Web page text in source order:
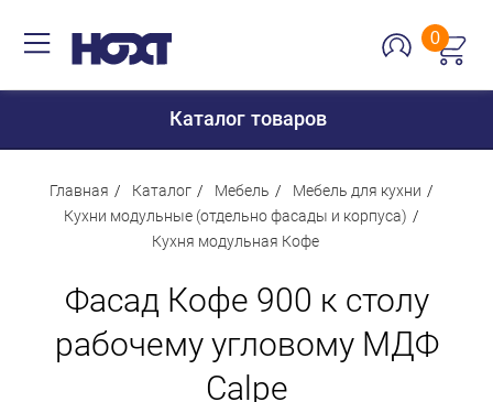
0
Каталог товаров
Для кухни
Сантехника
Главная Каталог Мебель
Мебель для кухни
Кухни модульные (отдельно фасады и корпуса)
Кухня модульная Кофе
Фасад Кофе 900 к столу
рабочему угловому МДФ
Calpe